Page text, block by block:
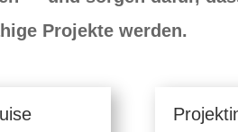
Projekte werden.